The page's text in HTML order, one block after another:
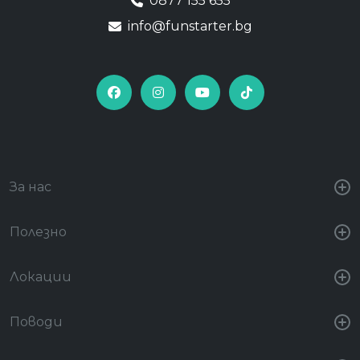
info@funstarter.bg
За нас
Полезно
Локации
Поводи